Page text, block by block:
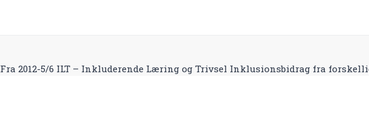
Fra 2012-5/6 ILT – Inkluderende Læring og Trivsel Inklusionsbidrag fra